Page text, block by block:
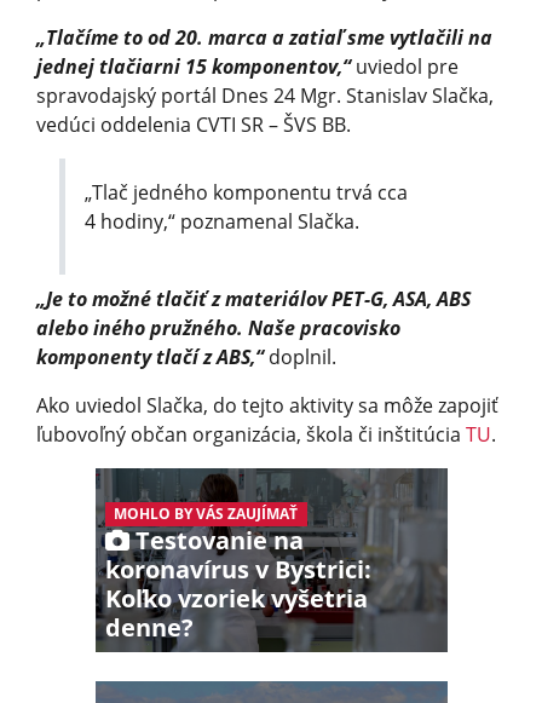
„Tlačíme to od 20. marca a zatiaľ sme vytlačili na
jednej tlačiarni 15 komponentov,“uviedol pre
spravodajský portál Dnes 24 Mgr. Stanislav Slačka,
vedúci oddelenia CVTI SR – ŠVS BB.
„Tlač jedného komponentu trvá cca
4 hodiny,“ poznamenal Slačka.
„Je to možné tlačiť z materiálov PET-G, ASA, ABS
alebo iného pružného. Naše pracovisko
komponenty tlačí z ABS,“doplnil.
Ako uviedol Slačka, do tejto aktivity sa môže zapojiť
ľubovoľný občan organizácia, škola či inštitúcia TU.
MOHLO BY VÁS ZAUJÍMAŤ
Testovanie na
koronavírus v Bystrici:
Koľko vzoriek vyšetria
denne?